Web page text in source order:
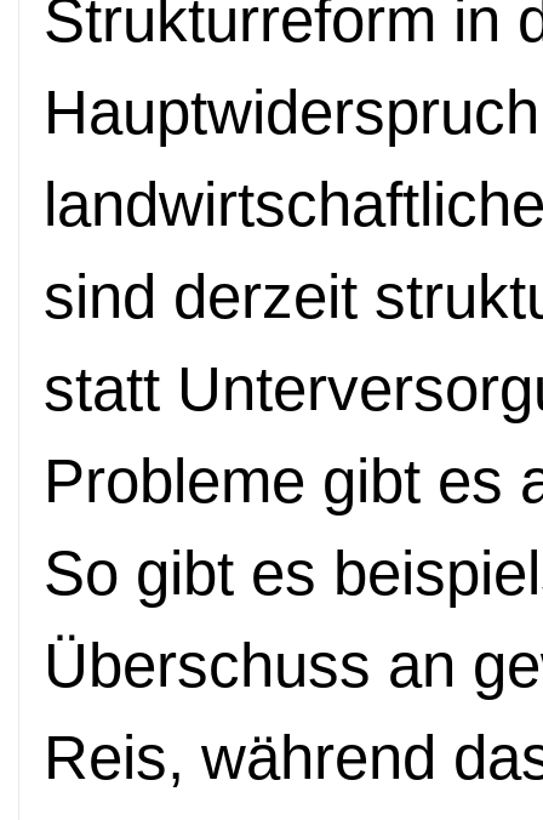
Strukturreform in
sind derzeit
statt
Probleme gibt es
So gibt es
Überschuss an
Reis, während